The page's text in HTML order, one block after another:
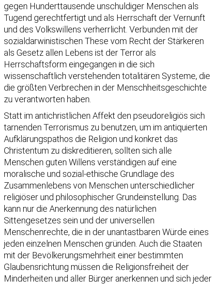
gegen Hunderttausende unschuldiger Menschen als
Tugend gerechtfertigt und als Herrschaft der Vernunft
und des Volkswillens verherrlicht. Verbunden mit der
sozialdarwinistischen These vom Recht der Stärkeren
als Gesetz allen Lebens ist der Terror als
Herrschaftsform eingegangen in die sich
wissenschaftlich verstehenden totalitären Systeme, die
die größten Verbrechen in der Menschheitsgeschichte
zu verantworten haben.
Statt im antichristlichen Affekt den pseudoreligiös sich
tarnenden Terrorismus zu benutzen, um im antiquierten
Aufklärungspathos die Religion und konkret das
Christentum zu diskreditieren, sollten sich alle
Menschen guten Willens verständigen auf eine
moralische und sozial-ethische Grundlage des
Zusammenlebens von Menschen unterschiedlicher
religiöser und philosophischer Grundeinstellung. Das
kann nur die Anerkennung des natürlichen
Sittengesetzes sein und der universellen
Menschenrechte, die in der unantastbaren Würde eines
jeden einzelnen Menschen gründen. Auch die Staaten
mit der Bevölkerungsmehrheit einer bestimmten
Glaubensrichtung müssen die Religionsfreiheit der
Minderheiten und aller Bürger anerkennen und sich jeder